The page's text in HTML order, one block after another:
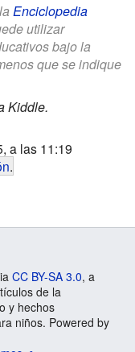
Enciclopedia
utilizar
bajo la
que se indique
Kiddle.
a las 11:19
.
CC BY-SA 3.0, a
de la
y hechos
niños. Powered by